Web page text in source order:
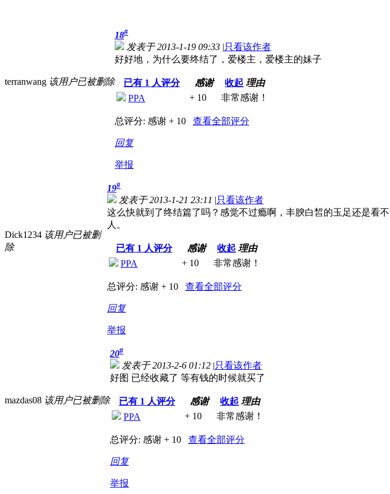
terranwang 该用户已被删除
18#
发表于 2013-1-19 09:33 |只看该作者
好好地，为什么要终结了，爱楼主，爱楼主的妹子
已有 1 人评分 感谢 收起 理由
PPA
+ 10 非常感谢！
总评分: 感谢 + 10 查看全部评分
回复
举报
Dick1234 该用户已被删
除
19#
发表于 2013-1-21 23:11 |只看该作者
这么快就到了终结篇了吗？感觉不过瘾啊，丰腴白皙的玉足还是看
人。
已有 1 人评分 感谢 收起 理由
PPA
+ 10 非常感谢！
总评分: 感谢 + 10 查看全部评分
回复
举报
mazdas08 该用户已被删除
20#
发表于 2013-2-6 01:12 |只看该作者
好图 已经收藏了 等有钱的时候就买了
已有 1 人评分 感谢 收起 理由
PPA
+ 10 非常感谢！
总评分: 感谢 + 10 查看全部评分
回复
举报